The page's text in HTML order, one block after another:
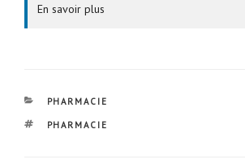
En savoir plus
CATÉGORIES
PHARMACIE
ÉTIQUETTES
PHARMACIE